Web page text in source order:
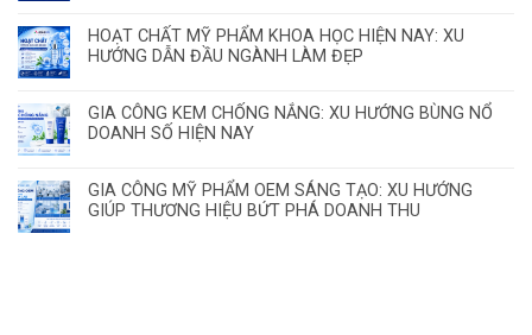
HOẠT CHẤT MỸ PHẨM KHOA HỌC HIỆN NAY: XU
HƯỚNG DẪN ĐẦU NGÀNH LÀM ĐẸP
GIA CÔNG KEM CHỐNG NẮNG: XU HƯỚNG BÙNG NỔ
DOANH SỐ HIỆN NAY
GIA CÔNG MỸ PHẨM OEM SÁNG TẠO: XU HƯỚNG
GIÚP THƯƠNG HIỆU BỨT PHÁ DOANH THU